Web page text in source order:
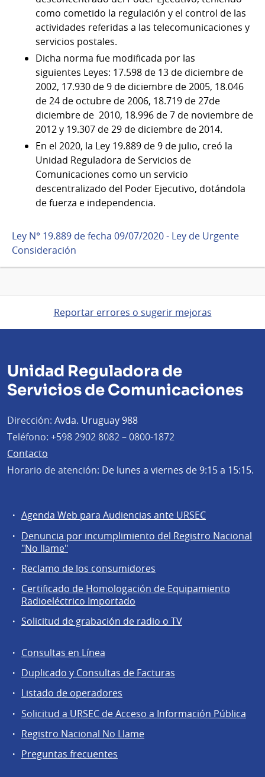
como cometido la regulación y el control de las
actividades referidas a las telecomunicaciones y
servicios postales.
Dicha norma fue modificada por las
siguientes Leyes: 17.598 de 13 de diciembre de
2002, 17.930 de 9 de diciembre de 2005, 18.046
de 24 de octubre de 2006, 18.719 de 27de
diciembre de 2010, 18.996 de 7 de noviembre de
2012 y 19.307 de 29 de diciembre de 2014.
En el 2020, la Ley 19.889 de 9 de julio, creó la
Unidad Reguladora de Servicios de
Comunicaciones como un servicio
descentralizado del Poder Ejecutivo, dotándola
de fuerza e independencia.
Ley N° 19.889 de fecha 09/07/2020 - Ley de Urgente
Consideración
Reportar errores o sugerir mejoras
Unidad Reguladora de
Servicios de Comunicaciones
Dirección: Avda. Uruguay 988
Teléfono: +598 2902 8082 – 0800-1872
Contacto
Horario de atención: De lunes a viernes de 9:15 a 15:15.
Servicios
comunidad
Agenda Web para Audiencias ante URSEC
Denuncia por incumplimiento del Registro Nacional
"No llame"
Reclamo de los consumidores
Certificado de Homologación de Equipamiento
Radioeléctrico Importado
Solicitud de grabación de radio o TV
Agentes
regulados
Consultas en Línea
Duplicado y Consultas de Facturas
Listado de operadores
Solicitud a URSEC de Acceso a Información Pública
Registro Nacional No Llame
Preguntas frecuentes